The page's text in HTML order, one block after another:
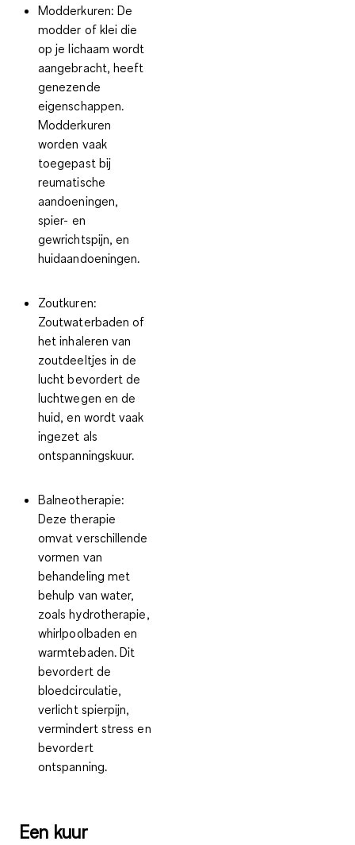
Modderkuren: De
modder of klei die
op je lichaam wordt
aangebracht, heeft
genezende
eigenschappen.
Modderkuren
worden vaak
toegepast bij
reumatische
aandoeningen,
spier- en
gewrichtspijn, en
huidaandoeningen.
Zoutkuren:
Zoutwaterbaden of
het inhaleren van
zoutdeeltjes in de
lucht bevordert de
luchtwegen en de
huid, en wordt vaak
ingezet als
ontspanningskuur.
Balneotherapie:
Deze therapie
omvat verschillende
vormen van
behandeling met
behulp van water,
zoals hydrotherapie,
whirlpoolbaden en
warmtebaden. Dit
bevordert de
bloedcirculatie,
verlicht spierpijn,
vermindert stress en
bevordert
ontspanning.
Een kuur